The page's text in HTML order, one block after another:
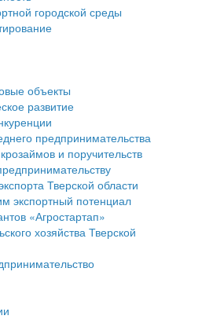
Тверской области
муниципального округа
регламентов
ранее учтенных
субъектов малого и
субъектов малого и
городской среды
объекты
развитие
предпринимательства
и поручительств
Тверской области
экспортный потенциал
«Агростартап»
хозяйства Тверской